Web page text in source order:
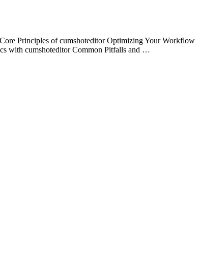
Principles of cumshoteditor Optimizing Your Workflow
with cumshoteditor Common Pitfalls and …